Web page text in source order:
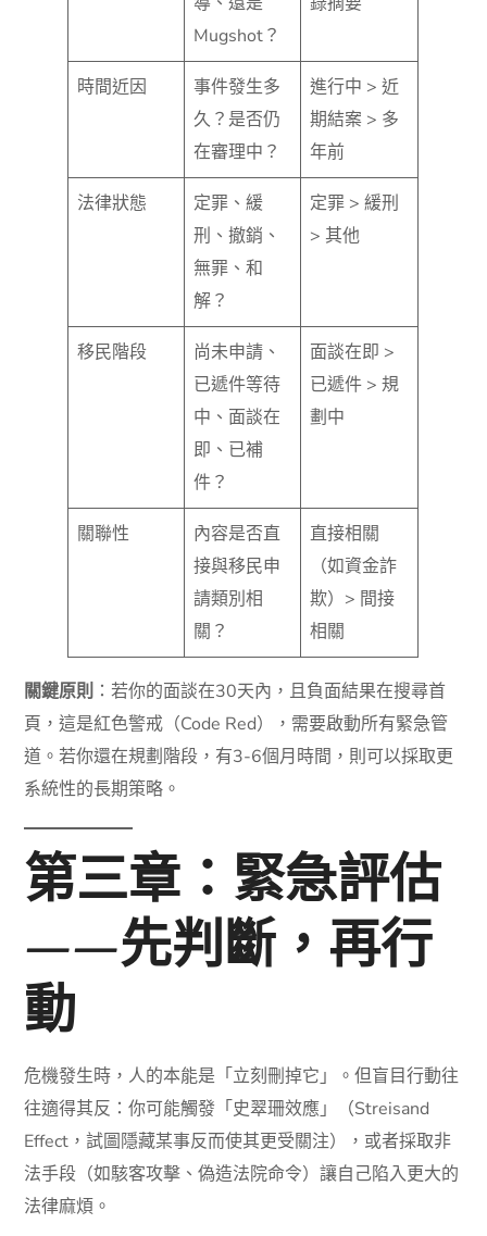
Mugshot？
時間近因
事件發生多
久？是否仍
在審理中？
進行中 > 近
期結案 > 多
年前
法律狀態
定罪、緩
刑、撤銷、
無罪、和
解？
定罪 > 緩刑
> 其他
移民階段
尚未申請、
已遞件等待
中、面談在
即、已補
件？
面談在即 >
已遞件 > 規
劃中
關聯性
內容是否直
接與移民申
請類別相
關？
直接相關
（如資金詐
欺）> 間接
相關
關鍵原則 ：若你的面談在30天內，且負面結果在搜尋首
頁，這是紅色警戒（Code Red），需要啟動所有緊急管
道。若你還在規劃階段，有3-6個月時間，則可以採取更
系統性的長期策略。
第三章：緊急評估
——先判斷，再行
動
危機發生時，人的本能是「立刻刪掉它」。但盲目行動往
往適得其反：你可能觸發「史翠珊效應」（Streisand
Effect，試圖隱藏某事反而使其更受關注），或者採取非
法手段（如駭客攻擊、偽造法院命令）讓自己陷入更大的
法律麻煩。